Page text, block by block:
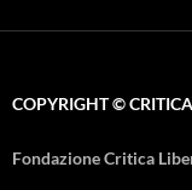
COPYRIGHT ©
Fondazione Critica